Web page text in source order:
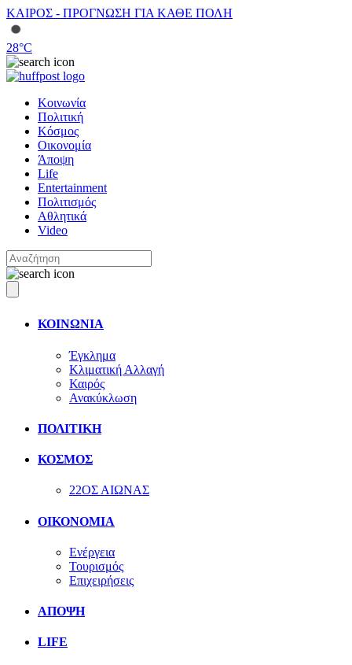
ΚΑΙΡΟΣ - ΠΡΟΓΝΩΣΗ ΓΙΑ ΚΑΘΕ ΠΟΛΗ
28°C
Κοινωνία
Πολιτική
Κόσμος
Οικονομία
Άποψη
Life
Entertainment
Πολιτισμός
Αθλητικά
Video
ΚΟΙΝΩΝΙΑ
Έγκλημα
Κλιματική Αλλαγή
Καιρός
Ανακύκλωση
ΠΟΛΙΤΙΚΗ
ΚΟΣΜΟΣ
22ΟΣ ΑΙΩΝΑΣ
ΟΙΚΟΝΟΜΙΑ
Ενέργεια
Τουρισμός
Επιχειρήσεις
ΑΠΟΨΗ
LIFE